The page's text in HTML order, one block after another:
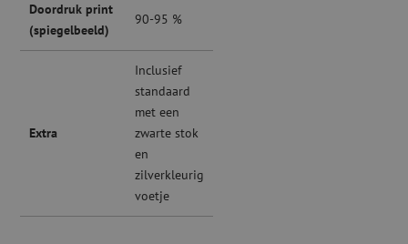
Doordruk print
(spiegelbeeld)
90-95 %
Extra
Inclusief
standaard
met een
zwarte stok
en
zilverkleurig
voetje